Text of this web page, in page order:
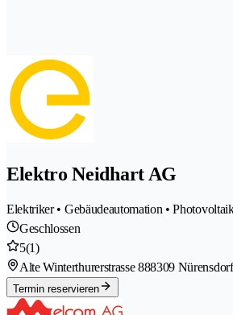
Elektro Neidhart AG
Elektriker • Gebäudeautomation •
Geschlossen
5(1)
Alte Winterthurerstrasse 888309 Nürensdorf
Termin reservieren